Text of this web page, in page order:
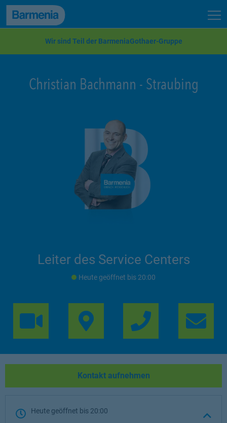
zum Seiteninhalt
Back to top
Wir sind Teil der BarmeniaGothaer-Gruppe
Christian Bachmann - Straubing
Leiter des Service Centers
Heute geöffnet bis 20:00
Link Opens in
Kontakt aufnehmen
Heute geöffnet bis 20:00